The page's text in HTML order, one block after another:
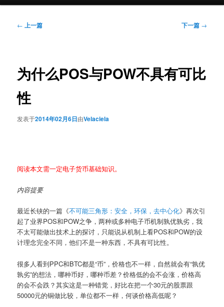
文
← 上一篇 下一篇 →
为什么POS与POW不具有可比
性
发表于2014年02月6日由Velaciela
阅读本文需一定电子货币基础知识。
内容提要
最近长铗的一篇《不可能三角形：安全，环保，去中心化》再次引
起了业界POS和POW之争，两种或多种电子币机制孰优孰劣，我
不太可能做出技术上的探讨，只能说从机制上看POS和POW的设
计理念完全不同，他们不是一种东西，不具有可比性。
很多人看到PPC和BTC都是“币”，价格也不一样，自然就会有“孰优
孰劣”的想法，哪种币好，哪种币差？价格低的会不会涨，价格高
的会不会跌？其实这是一种错觉，好比在把一个30元的股票跟
50000元的铜做比较，单位都不一样，何谈价格高低呢？